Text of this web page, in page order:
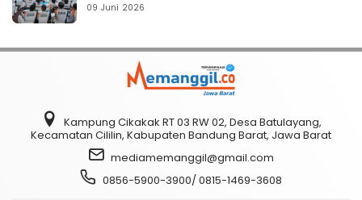
09 Juni 2026
Kampung Cikakak RT 03 RW 02, Desa Batulayang,
Kecamatan Cililin, Kabupaten Bandung Barat, Jawa Barat
mediamemanggil@gmail.com
0856-5900-3900/ 0815-1469-3608